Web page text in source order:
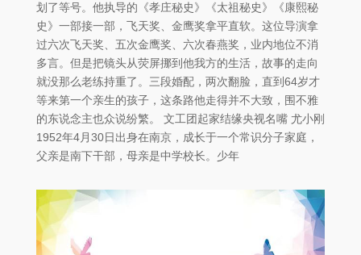
划了等号。他执导的《孝庄秘史》《太祖秘史》《康熙秘
史》一部接一部，飞天奖、金鹰奖拿平直软。这位导演拿
过六次飞天奖、五次金鹰奖、六次春燕奖，业内地位不消
多言。但是把镜头从荧屏挪到他我方的生活，故事的走向
就没那么老练持重了。三段婚配，两次翻脸，直到64岁才
等来第一个亲生的孩子，这条路他走得并不大致，围不雅
的东说念主也众说纷繁。 文工团起家结缘央视名嘴 尤小刚
1952年4月30日出身在南京，成长于一个常识分子家庭，
父亲是南下干部，母亲是中学校长。少年